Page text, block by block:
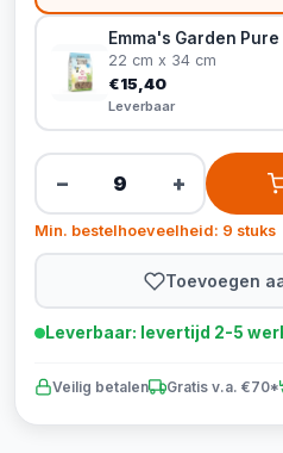
Emma's Garden
22 cm x 34 cm
€15,40
Leverbaar
− +
Min. bestelhoeveelheid: 9 stuks
Toevoegen
Leverbaar: levertijd 2-5
Veilig betalen Gratis v.a. €70*